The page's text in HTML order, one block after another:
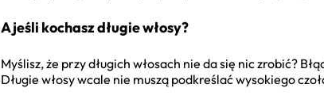
A jeśli kochasz długie włosy?
Myślisz, że przy długich włosach nie da się nic zrobić?
Długie włosy wcale nie muszą podkreślać wysokiego